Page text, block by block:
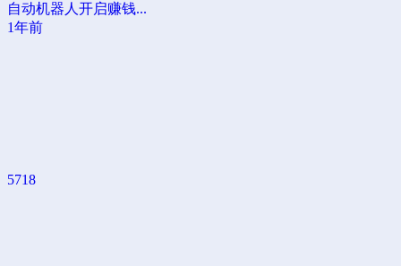
自动机器人开启赚钱...
1年前
5718